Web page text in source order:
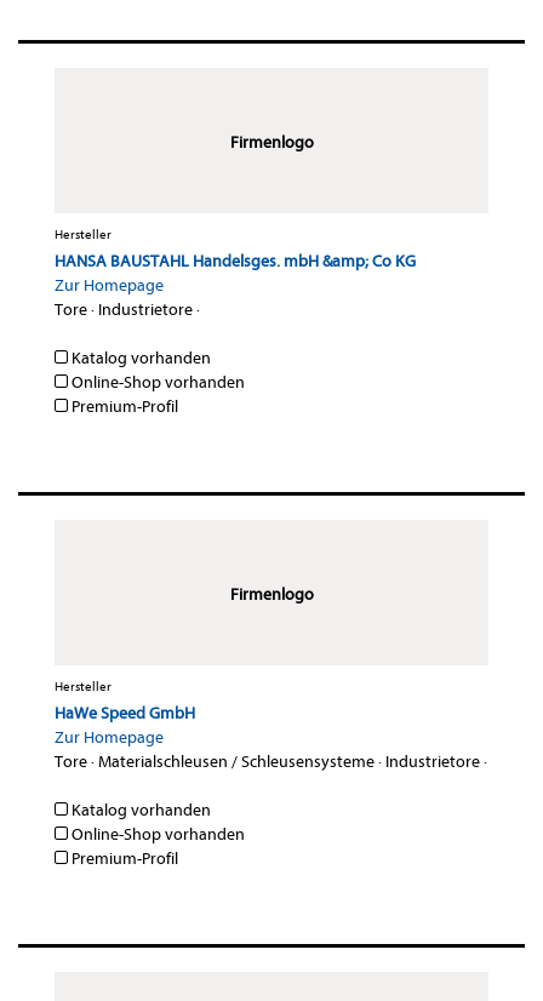
Firmenlogo
Hersteller
HANSA BAUSTAHL Handelsges. mbH &amp; Co KG
Zur Homepage
Tore· Industrietore·
Katalog vorhanden
Online-Shop vorhanden
Premium-Profil
Firmenlogo
Hersteller
HaWe Speed GmbH
Zur Homepage
Tore·Materialschleusen / Schleusensysteme· Industrietore·
Katalog vorhanden
Online-Shop vorhanden
Premium-Profil